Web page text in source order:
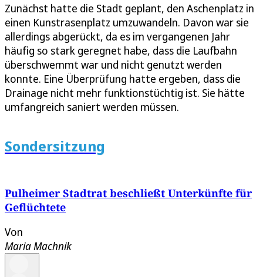
Zunächst hatte die Stadt geplant, den Aschenplatz in
einen Kunstrasenplatz umzuwandeln. Davon war sie
allerdings abgerückt, da es im vergangenen Jahr
häufig so stark geregnet habe, dass die Laufbahn
überschwemmt war und nicht genutzt werden
konnte. Eine Überprüfung hatte ergeben, dass die
Drainage nicht mehr funktionstüchtig ist. Sie hätte
umfangreich saniert werden müssen.
Sondersitzung
Pulheimer Stadtrat beschließt Unterkünfte für
Geflüchtete
Von
Maria Machnik